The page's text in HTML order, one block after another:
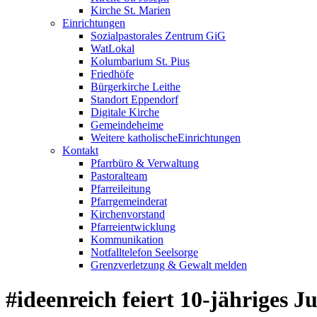
Kirche St. Marien
Einrichtungen
Sozialpastorales Zentrum GiG
WatLokal
Kolumbarium St. Pius
Friedhöfe
Bürgerkirche Leithe
Standort Eppendorf
Digitale Kirche
Gemeindeheime
Weitere katholische­­Einrichtungen
Kontakt
Pfarrbüro & Verwaltung
Pastoralteam
Pfarreileitung
Pfarrgemeinderat
Kirchenvorstand
Pfarreientwicklung
Kommunikation
Notfalltelefon Seelsorge
Grenzverletzung & Gewalt melden
#ideenreich feiert 10-jähriges